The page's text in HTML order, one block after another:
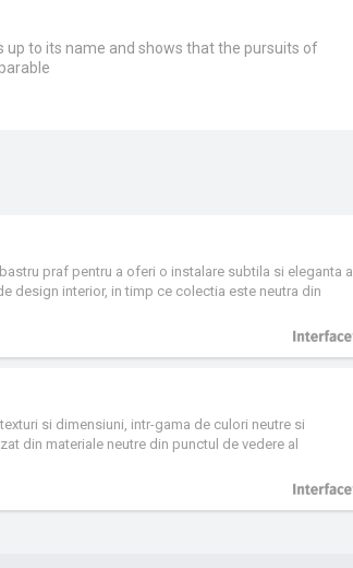
to its name and shows that the pursuits of
praf pentru a oferi o instalare subtila si eleganta a
design interior, in timp ce colectia este neutra din
si dimensiuni, intr-gama de culori neutre si
din materiale neutre din punctul de vedere al